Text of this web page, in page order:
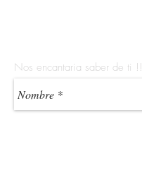
Nos encantaria saber de ti !!